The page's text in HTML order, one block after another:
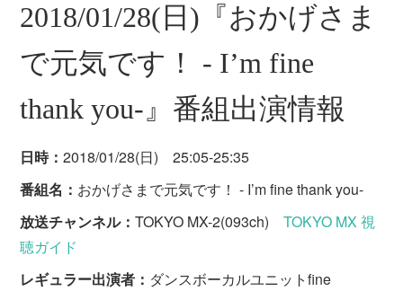
2018/01/28(日)『おかげさま
で元気です！ - I’m fine
thank you-』番組出演情報
日時：2018/01/28(日) 25:05-25:35
番組名： おかげさまで元気です！ - I’m fine thank you-
放送チャンネル：TOKYO MX-2(093ch)TOKYO MX 視
聴ガイド
レギュラー出演者： ダンスボーカルユニットfine